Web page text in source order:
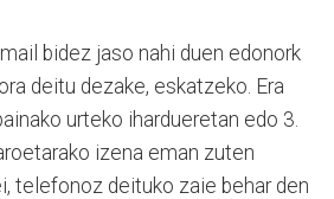
bidez jaso nahi duen edonork
deitu dezake, eskatzeko. Era
urteko ihardueretan edo 3.
izena eman zuten
telefonoz deituko zaie behar den